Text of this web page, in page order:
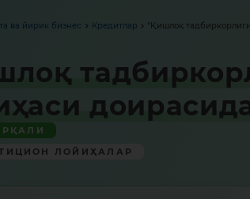
ва йирик бизнес Кредитлар “Қишлоқ
ЛОЙИҲАЛАР